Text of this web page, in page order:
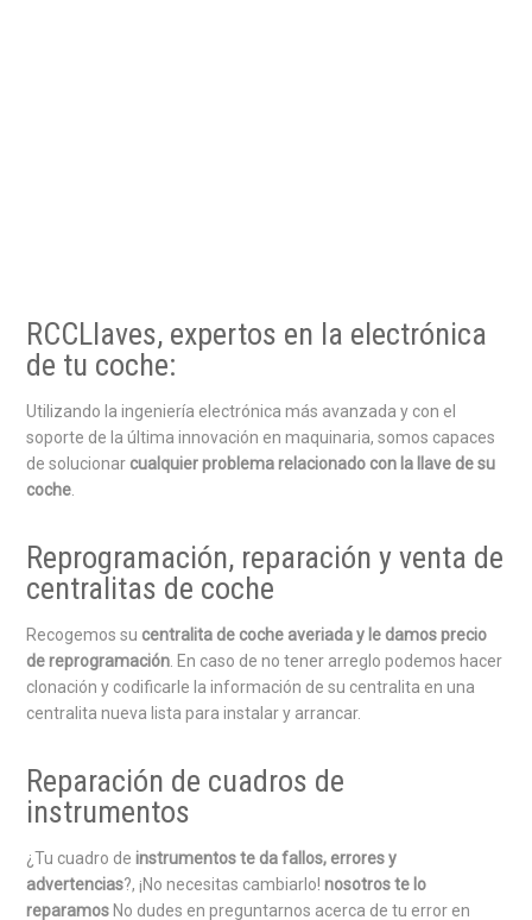
RCCLlaves, expertos en la electrónica
de tu coche:
Utilizando la ingeniería electrónica más avanzada y con el
soporte de la última innovación en maquinaria, somos capaces
de solucionar cualquier problema relacionado con la llave de su
coche.
Reprogramación, reparación y venta de
centralitas de coche
Recogemos su centralita de coche averiada y le damos precio
de reprogramación. En caso de no tener arreglo podemos hacer
clonación y codificarle la información de su centralita en una
centralita nueva lista para instalar y arrancar.
Reparación de cuadros de
instrumentos
¿Tu cuadro deinstrumentos te da fallos, errores y
advertencias?, ¡No necesitas cambiarlo!nosotros te lo
reparamos No dudes en preguntarnos acerca de tu error en